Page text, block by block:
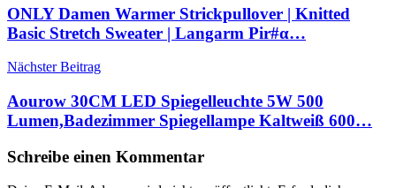
ONLY Damen Warmer Strickpullover | Knitted
Basic Stretch Sweater | Langarm Pir#α…
Nächster Beitrag
Aourow 30CM LED Spiegelleuchte 5W 500
Lumen,Badezimmer Spiegellampe Kaltweiß 600…
Schreibe einen Kommentar